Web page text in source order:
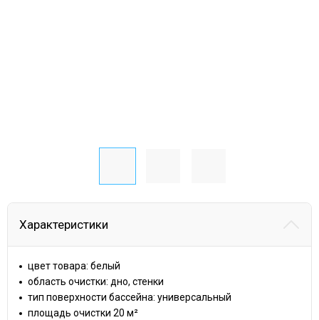
Характеристики
цвет товара: белый
область очистки: дно, стенки
тип поверхности бассейна: универсальный
площадь очистки 20 м²